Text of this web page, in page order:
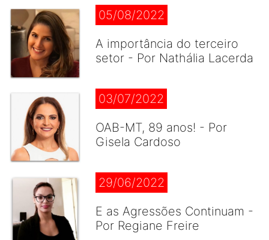
05/08/2022
A importância do terceiro
setor - Por Nathália Lacerda
03/07/2022
OAB-MT, 89 anos! - Por
Gisela Cardoso
29/06/2022
E as Agressões Continuam -
Por Regiane Freire